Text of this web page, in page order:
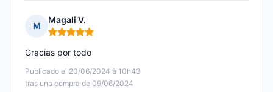
M
Magali V.
Nota: 5 de 5
Publicado el 20/06/2024 à 10h43
tras una compra de 09/06/2024
Gracias por todo